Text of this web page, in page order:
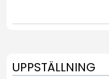
UPPSTÄLLNING